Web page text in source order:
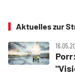
Aktuelles zur